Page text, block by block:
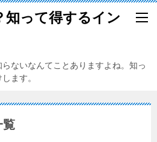
知って得するイン
ないなんてことありますよね。知っ
ます。
覧